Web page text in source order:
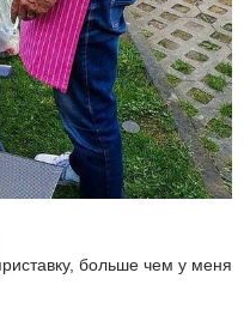
больше чем у меня